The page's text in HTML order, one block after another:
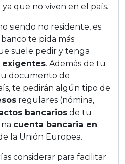
que no viven en el país.
siendo no residente, es
te pida más
suele pedir y tenga
exigentes. Además de tu
documento de
te pedirán algún tipo de
regulares (nómina,
bancarios de tu
cuenta bancaria en
la Unión Europea.
considerar para facilitar